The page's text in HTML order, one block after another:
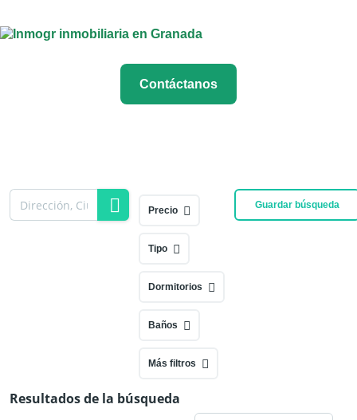
Contáctanos
Guardar búsqueda
Precio
Tipo
Dormitorios
Baños
Más filtros
Resultados de la búsqueda